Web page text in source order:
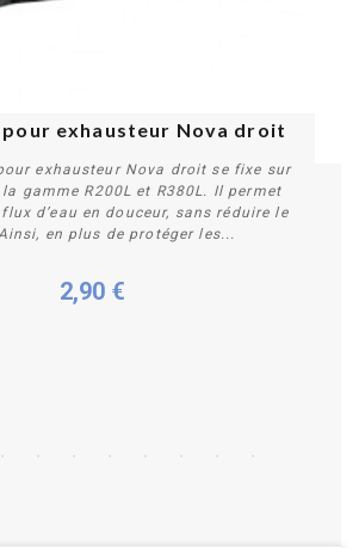
pour exhausteur Nova droit
exhausteur Nova droit se fixe sur
gamme R200L et R380L. Il permet
d’eau en douceur, sans réduire le
en plus de protéger les...
2,90 €